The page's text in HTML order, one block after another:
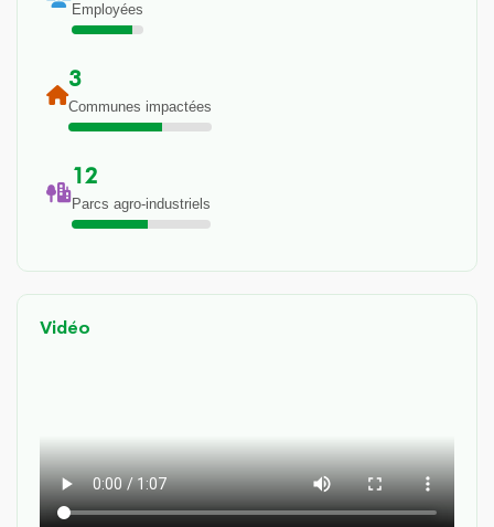
Employées
3
Communes impactées
12
Parcs agro-industriels
Vidéo